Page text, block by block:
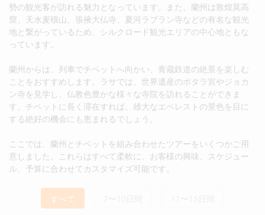
勢の観光客が訪れる魅力となっています。また、蘭州は敦煌莫高
窟、天水麦積山、張掖大仏寺、夏河ラブラン寺などの有名な観光
地と繋がっているため、シルクロード観光エリアの中心地ともな
っています。
蘭州からは、列車でチベットへ向かい、青蔵鉄道の絶景を楽しむ
ことをおすすめします。ラサでは、世界遺産のポタラ宮やジョカ
ン寺を見学し、仏教色豊かな様々な寺院を訪れることができま
す。チベットに長く滞在すれば、雄大なエベレストの景色を目に
する絶好の機会にも恵まれるでしょう。
ここでは、蘭州とチベットを組み合わせたツアーをいくつかご用
意しました。これらはすべて柔軟に、お客様の興味、スケジュー
ル、予算に合わせてカスタマイズ可能です。
すべて